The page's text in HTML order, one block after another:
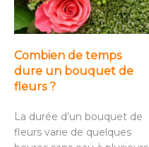
Combien de temps
dure un bouquet de
fleurs ?
La durée d’un bouquet de
fleurs varie de quelques